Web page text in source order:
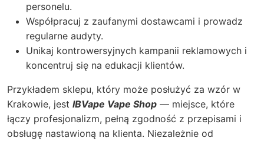
personelu.
Współpracuj z zaufanymi dostawcami i prowadz
regularne audyty.
Unikaj kontrowersyjnych kampanii reklamowych i
koncentruj się na edukacji klientów.
Przykładem sklepu, który może posłużyć za wzór w
Krakowie, jest IBVape Vape Shop — miejsce, które
łączy profesjonalizm, pełną zgodność z przepisami i
obsługę nastawioną na klienta. Niezależnie od